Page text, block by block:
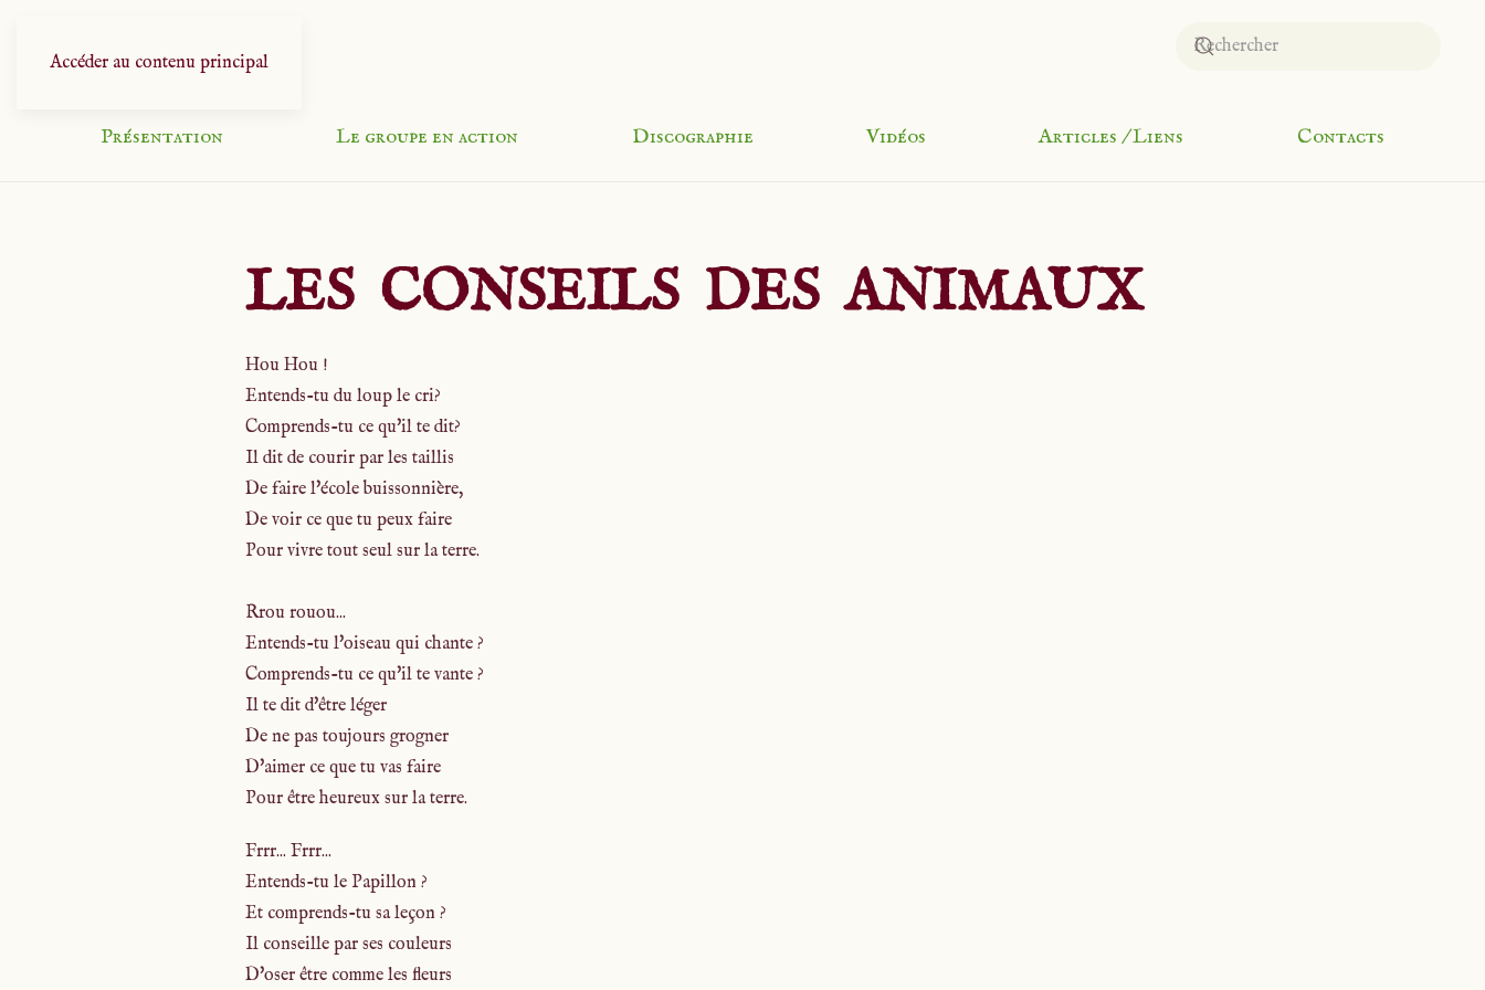
Accéder au contenu principal
Présentation Le groupe en action Discographie Vidéos Articles / Liens Contacts
LES CONSEILS DES ANIMAUX
Hou Hou !
Entends-tu du loup le cri?
Comprends-tu ce qu'il te dit?
Il dit de courir par les taillis
De faire l'école buissonnière,
De voir ce que tu peux faire
Pour vivre tout seul sur la terre.
Rrou rouou...
Entends-tu l'oiseau qui chante ?
Comprends-tu ce qu'il te vante ?
Il te dit d'être léger
De ne pas toujours grogner
D'aimer ce que tu vas faire
Pour être heureux sur la terre.
Frrr... Frrr...
Entends-tu le Papillon ?
Et comprends-tu sa leçon ?
Il conseille par ses couleurs
D'oser être comme les fleurs